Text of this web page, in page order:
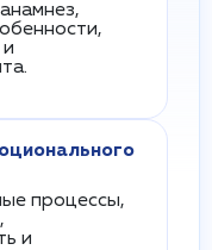
процессы,
и